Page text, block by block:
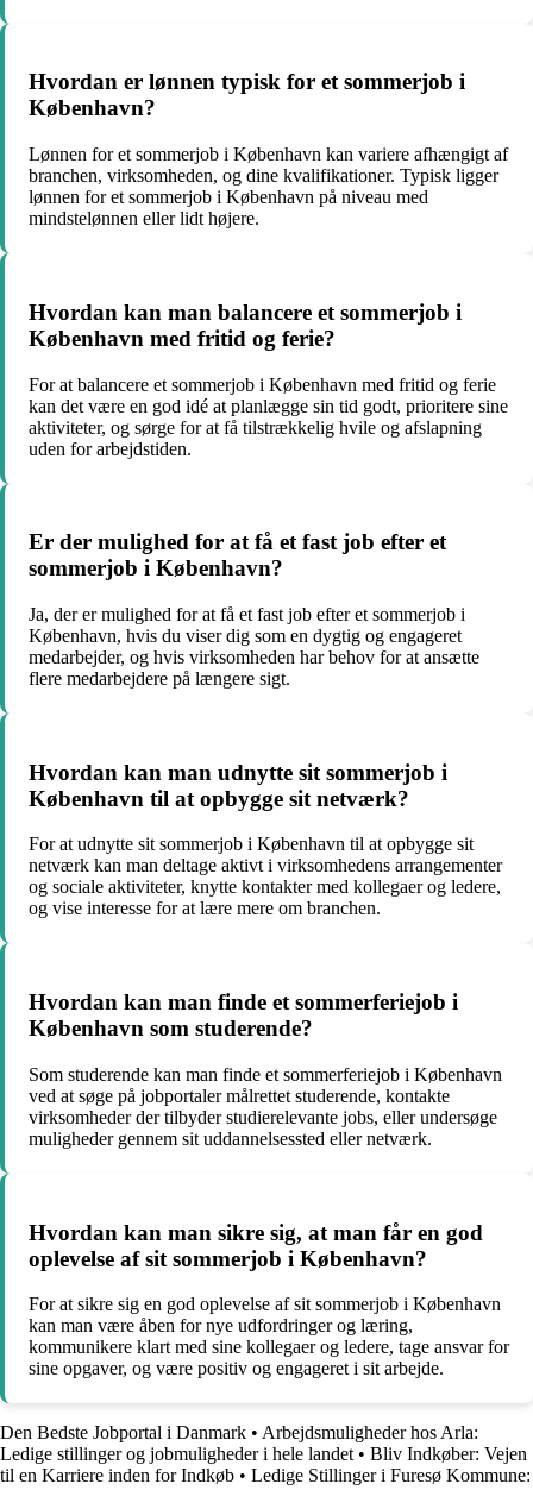
Hvordan er lønnen typisk for et sommerjob i
København?
Lønnen for et sommerjob i København kan variere afhængigt af
branchen, virksomheden, og dine kvalifikationer. Typisk ligger
lønnen for et sommerjob i København på niveau med
mindstelønnen eller lidt højere.
Hvordan kan man balancere et sommerjob i
København med fritid og ferie?
For at balancere et sommerjob i København med fritid og ferie
kan det være en god idé at planlægge sin tid godt, prioritere sine
aktiviteter, og sørge for at få tilstrækkelig hvile og afslapning
uden for arbejdstiden.
Er der mulighed for at få et fast job efter et
sommerjob i København?
Ja, der er mulighed for at få et fast job efter et sommerjob i
København, hvis du viser dig som en dygtig og engageret
medarbejder, og hvis virksomheden har behov for at ansætte
flere medarbejdere på længere sigt.
Hvordan kan man udnytte sit sommerjob i
København til at opbygge sit netværk?
For at udnytte sit sommerjob i København til at opbygge sit
netværk kan man deltage aktivt i virksomhedens arrangementer
og sociale aktiviteter, knytte kontakter med kollegaer og ledere,
og vise interesse for at lære mere om branchen.
Hvordan kan man finde et sommerferiejob i
København som studerende?
Som studerende kan man finde et sommerferiejob i København
ved at søge på jobportaler målrettet studerende, kontakte
virksomheder der tilbyder studierelevante jobs, eller undersøge
muligheder gennem sit uddannelsessted eller netværk.
Hvordan kan man sikre sig, at man får en god
oplevelse af sit sommerjob i København?
For at sikre sig en god oplevelse af sit sommerjob i København
kan man være åben for nye udfordringer og læring,
kommunikere klart med sine kollegaer og ledere, tage ansvar for
sine opgaver, og være positiv og engageret i sit arbejde.
Den Bedste Jobportal i Danmark • Arbejdsmuligheder hos Arla:
Ledige stillinger og jobmuligheder i hele landet • Bliv Indkøber: Vejen
til en Karriere inden for Indkøb • Ledige Stillinger i Furesø Kommune: